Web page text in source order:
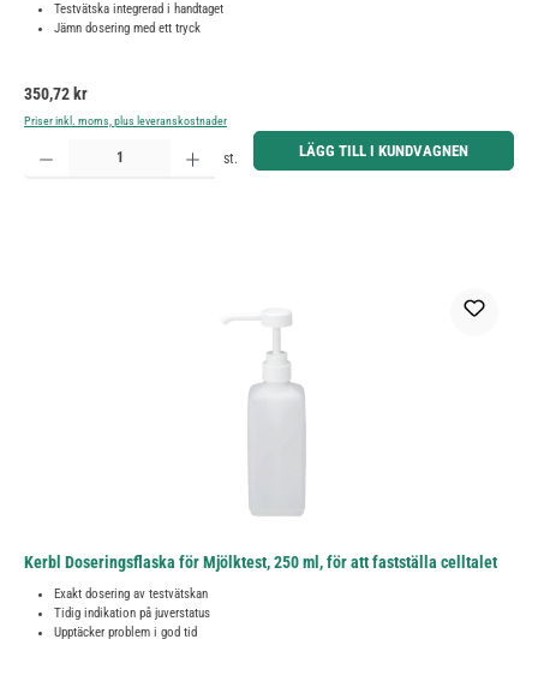
Testvätska integrerad i handtaget
Jämn dosering med ett tryck
Ordinarie pris:
350,72 kr
Priser inkl. moms, plus leveranskostnader
Produktkvantitet: Ange önskat belopp eller använd knapparna för att öka eller minska kvantiteten.
st. LÄGG TILL I KUNDVAGNEN
Kerbl Doseringsflaska för Mjölktest, 250 ml, för att fastställa celltalet
Exakt dosering av testvätskan
Tidig indikation på juverstatus
Upptäcker problem i god tid